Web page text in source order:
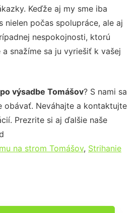
Keďže aj my sme iba
nielen počas spolupráce, ale aj
nespokojnosti, ktorú
snažíme sa ju vyriešiť k vašej
výsadbe Tomášov? S nami sa
obávať. Neváhajte a kontaktujte
Prezrite si aj ďalšie naše
na strom Tomášov, Strihanie